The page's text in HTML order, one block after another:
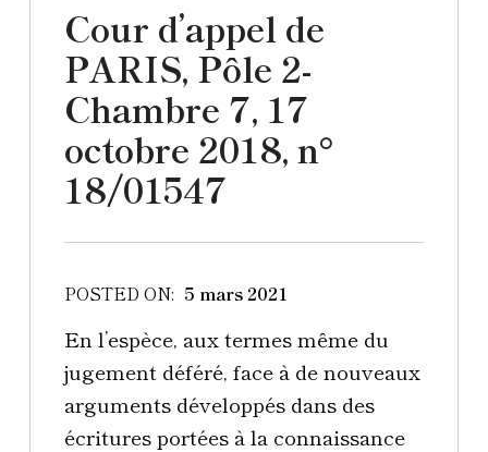
Cour d’appel de
PARIS, Pôle 2-
Chambre 7, 17
octobre 2018, n°
18/01547
POSTED ON: 5 mars 2021
En l’espèce, aux termes même du
jugement déféré, face à de nouveaux
arguments développés dans des
écritures portées à la connaissance